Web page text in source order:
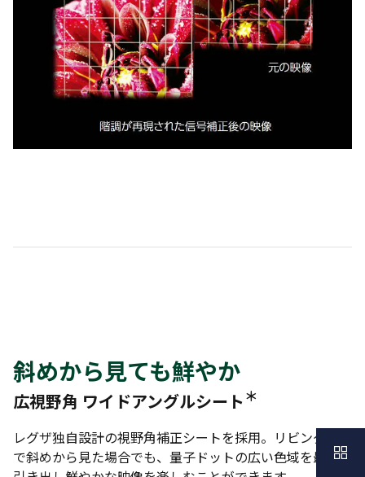
斜めから見ても鮮やか
広視野角 ワイドアングルシート ＊
レグザ独自設計の視野角補正シートを採用。リビングなど
で斜めから見た場合でも、量子ドットの広い色域を最大限